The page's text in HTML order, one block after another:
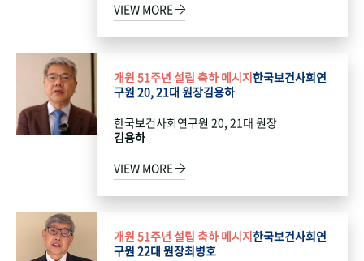
VIEW MORE
개원 51주년 설립 축하 메시지한국보건사회연
구원 20, 21대 원장김용하
한국보건사회연구원 20, 21대 원장
김용하
VIEW MORE
개원 51주년 설립 축하 메시지한국보건사회연
구원 22대 원장최병호